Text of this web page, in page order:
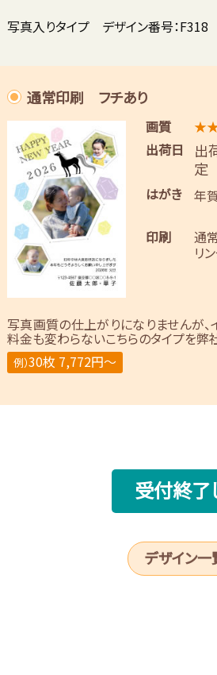
写真入りタイプ デザイン番号：F318
通常印刷 フチあり
画質
出荷日
出
定
はがき 年
印刷
通
リ
写真画質の仕上がりになりませんが
料金も変わらないこちらのタイプを弊
例）30枚 7,772円～
受付終了
デザイン一